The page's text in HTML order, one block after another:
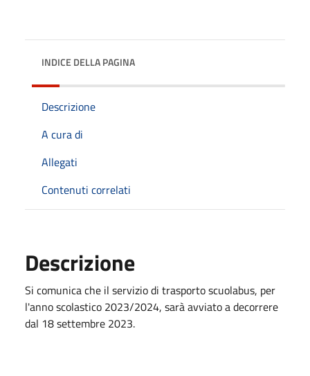
INDICE DELLA PAGINA
Descrizione
A cura di
Allegati
Contenuti correlati
Descrizione
Si comunica che il servizio di trasporto scuolabus, per
l'anno scolastico 2023/2024, sarà avviato a decorrere
dal 18 settembre 2023.